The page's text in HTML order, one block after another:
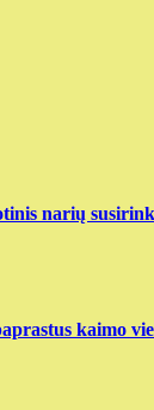
narių
kaimo